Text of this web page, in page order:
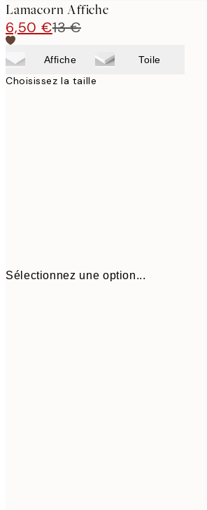
Lamacorn Affiche
6,50 €13 €
Affiche Toile
Choisissez la taille
Sélectionnez une option...